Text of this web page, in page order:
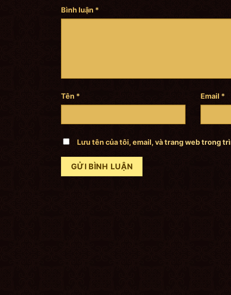
Bình luận *
Tên * Email *
Lưu tên của tôi, email, và trang web trong